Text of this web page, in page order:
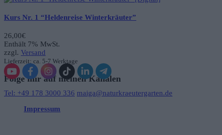
Kurs Nr. 1 “Heldenreise Winterkräuter”
26,00€
Enthält 7% MwSt.
zzgl. Versand
Lieferzeit: ca. 5-7 Werktage
Folge mir auf meinen Kanälen
Tel: +49 178 3000 336 maiga@naturkraeutergarten.de
Impressum